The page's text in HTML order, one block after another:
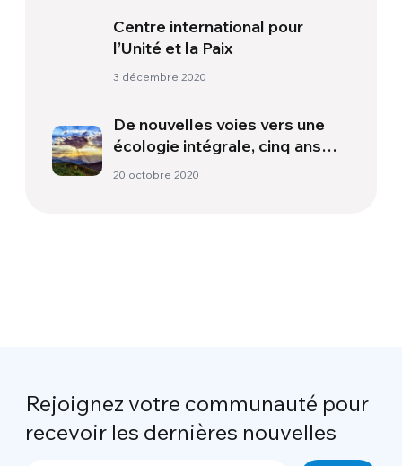
Centre international pour
l’Unité et la Paix
3 décembre 2020
De nouvelles voies vers une
écologie intégrale, cinq ans
après Laudato Si’
20 octobre 2020
Rejoignez votre communauté pour
recevoir les dernières nouvelles